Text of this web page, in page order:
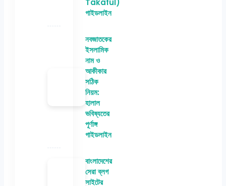
Takaful)
গাইডলাইন
নবজাতকের
ইসলামিক
নাম ও
আকীকার
সঠিক
নিয়ম:
হালাল
ভবিষ্যতের
পূর্ণাঙ্গ
গাইডলাইন
বাংলাদেশের
সেরা ব্লগ
সাইটের